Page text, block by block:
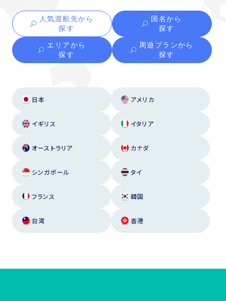
人気渡航先から
探す
国名から
探す
エリアから
探す
周遊プランから
探す
日本 アメリカ
イギリス イタリア
オーストラリア カナダ
シンガポール タイ
フランス 韓国
台湾 香港